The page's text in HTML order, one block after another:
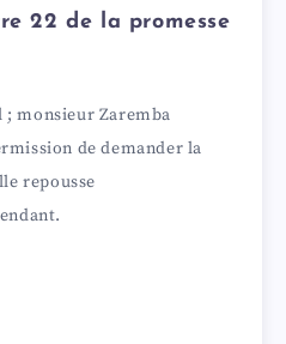
22 de la promesse
; monsieur Zaremba
de demander la
repousse